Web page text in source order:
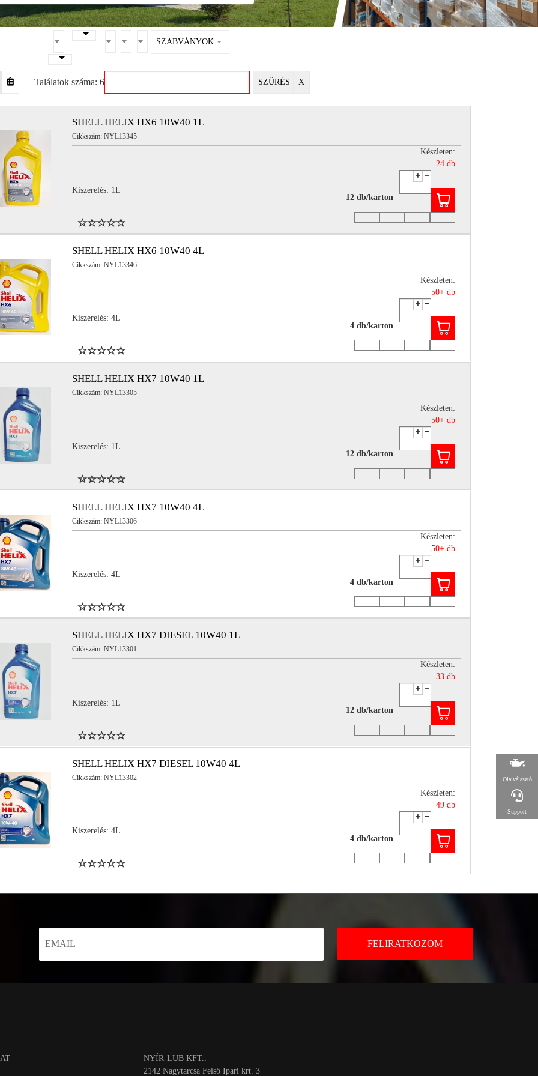
SZABVÁNYOK
Találatok száma: 6 SZŰRÉS X
NYL15900
SHELL HELIX HX6 10W40 1L
Cikkszám: NYL13345
Kiszerelés: 1L
Készleten:
24 db
12 db/karton
SHELL HELIX HX6 10W40 4L
Cikkszám: NYL13346
Kiszerelés: 4L
Készleten:
50+ db
4 db/karton
SHELL HELIX HX7 10W40 1L
Cikkszám: NYL13305
Kiszerelés: 1L
Készleten:
50+ db
12 db/karton
SHELL HELIX HX7 10W40 4L
Cikkszám: NYL13306
Kiszerelés: 4L
Készleten:
50+ db
4 db/karton
SHELL HELIX HX7 DIESEL 10W40 1L
Cikkszám: NYL13301
Kiszerelés: 1L
Készleten:
33 db
12 db/karton
SHELL HELIX HX7 DIESEL 10W40 4L
Cikkszám: NYL13302
Kiszerelés: 4L
Készleten:
49 db
4 db/karton
NYÍR-LUB KFT.:
2142 Nagytarcsa Felső Ipari krt. 3
Olajválasztó
Support